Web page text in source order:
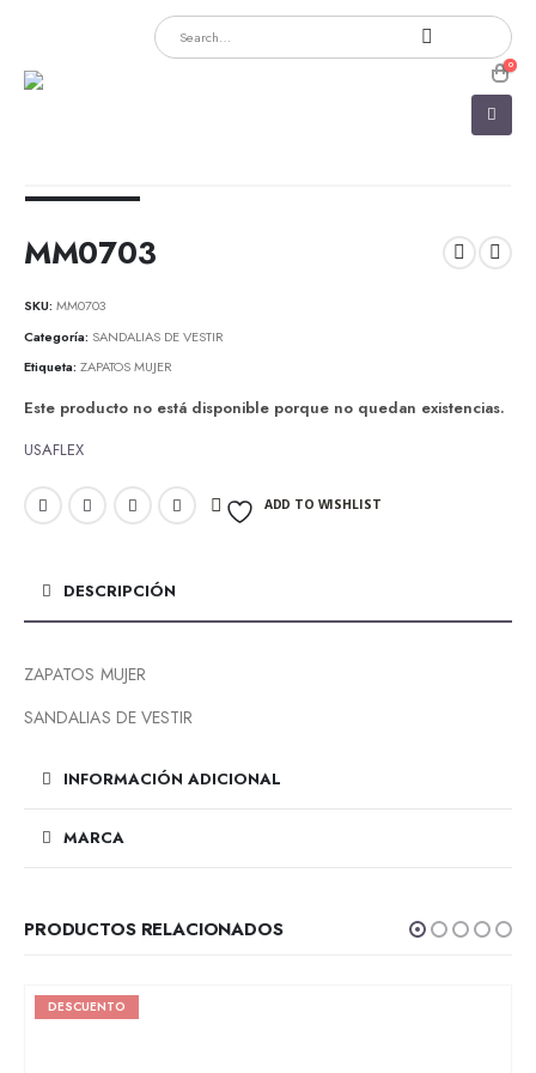
0
MM0703
SKU: MM0703
Categoría: SANDALIAS DE VESTIR
Etiqueta: ZAPATOS MUJER
Este producto no está disponible porque no quedan existencias.
USAFLEX
ADD TO WISHLIST
DESCRIPCIÓN
ZAPATOS MUJER
SANDALIAS DE VESTIR
INFORMACIÓN ADICIONAL
MARCA
PRODUCTOS RELACIONADOS
DESCUENTO